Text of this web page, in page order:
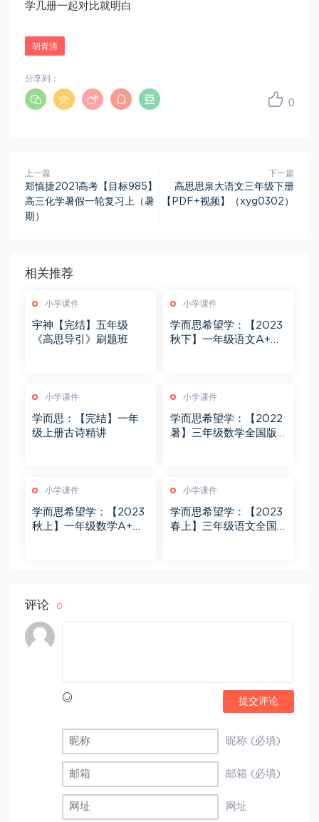
学几册一起对比就明白
胡青清
0
分享到：
上一篇
郑慎捷2021高考【目标985】
高三化学暑假一轮复习上（暑
期）
下一篇
高思思泉大语文三年级下册
【PDF+视频】（xyg0302）
相关推荐
小学课件
宇神【完结】五年级
《高思导引》刷题班
小学课件
学而思希望学：【2023
秋下】一年级语文A+班
小学课件
学而思：【完结】一年
级上册古诗精讲
小学课件
学而思希望学：【2022
暑】三年级数学全国版A
小学课件
学而思希望学：【2023
秋上】一年级数学A+班
小学课件
学而思希望学：【2023
春上】三年级语文全国
评论 0
提交评论
昵称 (必填)
邮箱 (必填)
网址